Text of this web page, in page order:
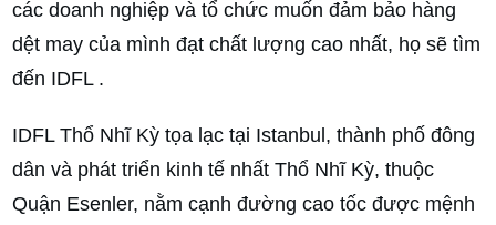
các doanh nghiệp và tổ chức muốn đảm bảo hàng
dệt may của mình đạt chất lượng cao nhất, họ sẽ tìm
đến IDFL .
IDFL Thổ Nhĩ Kỳ tọa lạc tại Istanbul, thành phố đông
dân và phát triển kinh tế nhất Thổ Nhĩ Kỳ, thuộc
Quận Esenler, nằm cạnh đường cao tốc được mệnh